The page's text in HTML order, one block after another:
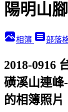
陽明山
相簿 部落
2018-0916
磺溪山連峰
的相簿照片